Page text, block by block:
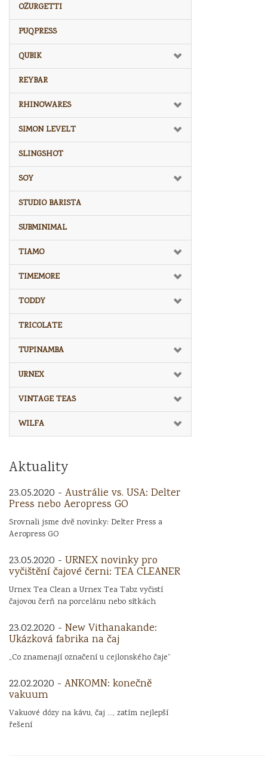
OZURGETTI
PUQPRESS
QUBIK
REYBAR
RHINOWARES
SIMON LEVELT
SLINGSHOT
SOY
STUDIO BARISTA
SUBMINIMAL
TIAMO
TIMEMORE
TODDY
TRICOLATE
TUPINAMBA
URNEX
VINTAGE TEAS
WILFA
Aktuality
23.05.2020 - Austrálie vs. USA: Delter
Press nebo Aeropress GO
Srovnali jsme dvě novinky: Delter Press a
Aeropress GO
23.05.2020 - URNEX novinky pro
vyčištění čajové černi: TEA CLEANER
Urnex Tea Clean a Urnex Tea Tabz vyčistí
čajovou čerň na porcelánu nebo sítkách
23.02.2020 - New Vithanakande:
Ukázková fabrika na čaj
„Co znamenají označení u cejlonského čaje“
22.02.2020 - ANKOMN: konečně
vakuum
Vakuové dózy na kávu, čaj ..., zatím nejlepší
řešení